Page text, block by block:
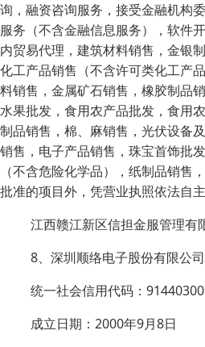
询，融资咨询服务，接受金融机构
服务（不含金融信息服务），软件
内贸易代理，建筑材料销售，金银
化工产品销售（不含许可类化工产
料销售，金属矿石销售，橡胶制品
水果批发，食用农产品批发，食用
制品销售，棉、麻销售，光伏设备
销售，电子产品销售，珠宝首饰批
（不含危险化学品），纸制品销售
批准的项目外，凭营业执照依法自
江西赣江新区信担金服管理有
8、深圳顺络电子股份有限公司
统一社会信用代码：
成立日期：2000年9月8日